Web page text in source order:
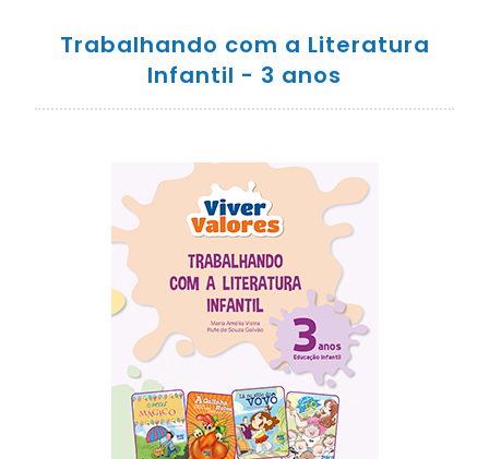
Trabalhando com a Literatura
Infantil - 3 anos